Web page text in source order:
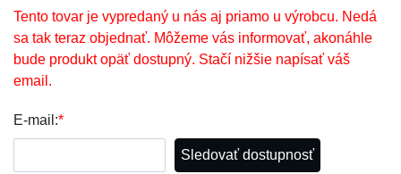
Tento tovar je vypredaný u nás aj priamo u výrobcu. Nedá
sa tak teraz objednať. Môžeme vás informovať, akonáhle
bude produkt opäť dostupný. Stačí nižšie napísať váš
email.
E-mail:*
Sledovať dostupnosť